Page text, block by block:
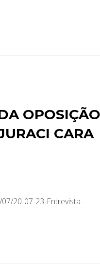
OPOSIÇÃO
CARA
20-07-23-Entrevista-